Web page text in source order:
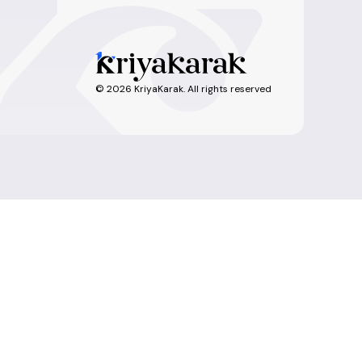
© 2026 KriyaKarak. All rights reserved